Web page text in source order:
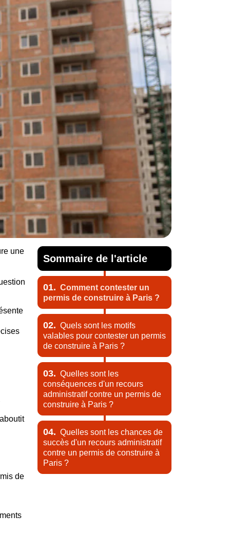
une
de
Sommaire de l'article
01. Comment contester un
permis de construire à Paris ?
02. Quels sont les motifs
valables pour contester un permis
de construire à Paris ?
03. Quelles sont les
conséquences d'un recours
administratif contre un permis de
construire à Paris ?
04. Quelles sont les chances de
succès d'un recours administratif
contre un permis de construire à
Paris ?